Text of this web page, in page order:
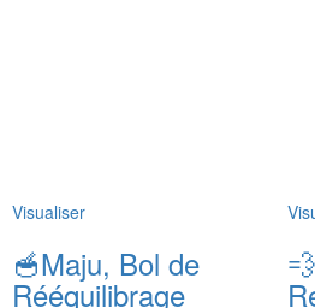
Visualiser
🥣Maju, Bol de
Rééquilibrage